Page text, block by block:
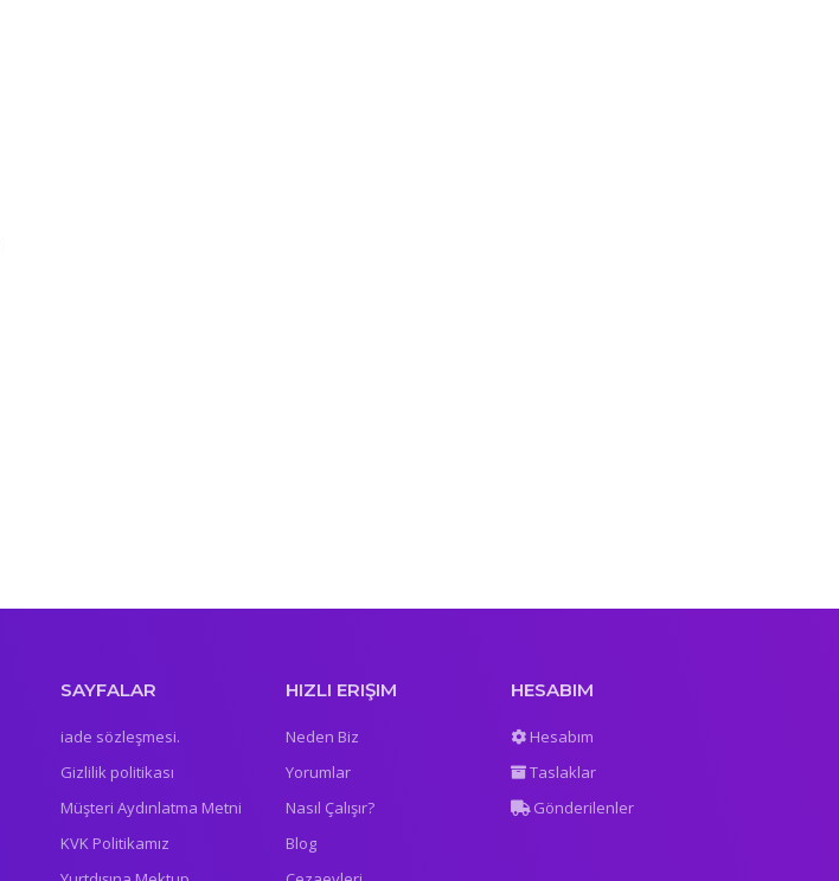
SAYFALAR
iade sözleşmesi.
Gizlilik politikası
Müşteri Aydınlatma Metni
KVK Politikamız
HIZLI ERIŞIM
Neden Biz
Yorumlar
Nasıl Çalışır?
Blog
HESABIM
Hesabım
Taslaklar
Gönderilenler